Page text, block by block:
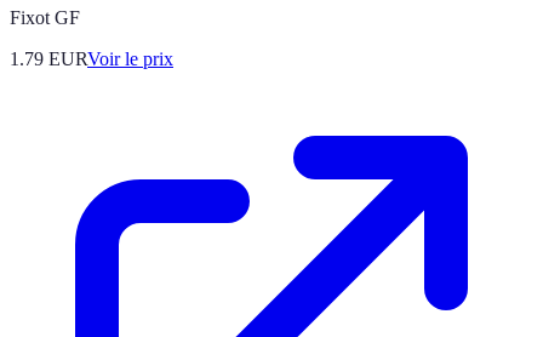
Fixot GF
1.79 EURVoir le prix